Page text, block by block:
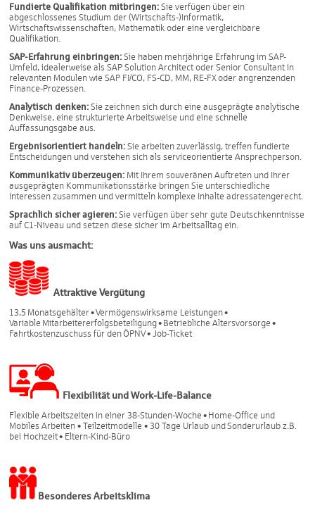
Fundierte Qualifikation mitbringen: Sie verfügen über ein
abgeschlossenes Studium der (Wirtschafts-)Informatik,
Wirtschaftswissenschaften, Mathematik oder eine vergleichbare
Qualifikation.
SAP-Erfahrung einbringen: Sie haben mehrjährige Erfahrung im SAP-
Umfeld, idealerweise als SAP Solution Architect oder Senior Consultant in
relevanten Modulen wie SAP FI/CO, FS-CD, MM, RE-FX oder angrenzenden
Finance-Prozessen.
Analytisch denken: Sie zeichnen sich durch eine ausgeprägte analytische
Denkweise, eine strukturierte Arbeitsweise und eine schnelle
Auffassungsgabe aus.
Ergebnisorientiert handeln: Sie arbeiten zuverlässig, treffen fundierte
Entscheidungen und verstehen sich als serviceorientierte Ansprechperson.
Kommunikativ überzeugen: Mit Ihrem souveränen Auftreten und Ihrer
ausgeprägten Kommunikationsstärke bringen Sie unterschiedliche
Interessen zusammen und vermitteln komplexe Inhalte adressatengerecht.
Sprachlich sicher agieren: Sie verfügen über sehr gute Deutschkenntnisse
auf C1-Niveau und setzen diese sicher im Arbeitsalltag ein.
Was uns ausmacht:
Attraktive Vergütung
13,5 Monatsgehälter • Vermögenswirksame Leistungen •
Variable Mitarbeitererfolgsbeteiligung • Betriebliche Altersvorsorge •
Fahrtkostenzuschuss für den ÖPNV • Job-Ticket
Flexibilität und Work-Life-Balance
Flexible Arbeitszeiten in einer 38-Stunden-Woche • Home-Office und
Mobiles Arbeiten • Teilzeitmodelle • 30 Tage Urlaub und Sonderurlaub z.B.
bei Hochzeit • Eltern-Kind-Büro
Besonderes Arbeitsklima